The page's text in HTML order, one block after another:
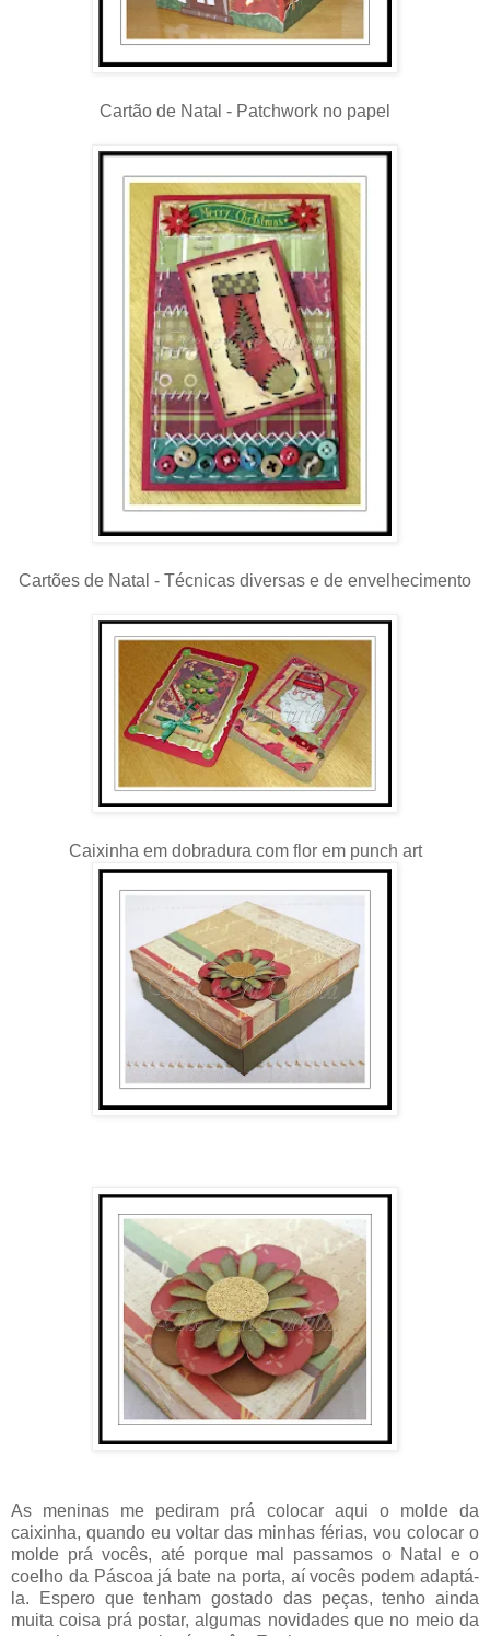
Cartão de Natal - Patchwork no papel
Cartões de Natal - Técnicas diversas e de envelhecimento
Caixinha em dobradura com flor em punch art
As meninas me pediram prá colocar aqui o molde da
caixinha, quando eu voltar das minhas férias, vou colocar o
molde prá vocês, até porque mal passamos o Natal e o
coelho da Páscoa já bate na porta, aí vocês podem adaptá-
la. Espero que tenham gostado das peças, tenho ainda
muita coisa prá postar, algumas novidades que no meio da